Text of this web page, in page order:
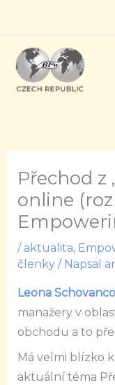
obsah
Přechod z
online
/ aktualita,
členky/ Napsal
Leona
manažery v
obchodu a to
Má velmi blízko
aktuální téma